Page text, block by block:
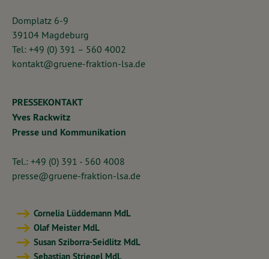
Domplatz 6-9
39104 Magdeburg
Tel: +49 (0) 391 – 560 4002
kontakt@gruene-fraktion-lsa.de
PRESSEKONTAKT
Yves Rackwitz
Presse und Kommunikation
Tel.: +49 (0) 391 - 560 4008
presse@gruene-fraktion-lsa.de
Cornelia Lüddemann MdL
Olaf Meister MdL
Susan Sziborra-Seidlitz MdL
Sebastian Striegel MdL